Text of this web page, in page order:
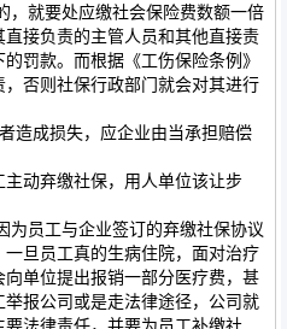
，就要处应缴社会保险费数额一倍
接负责的主管人员和其他直接责
罚款。而根据《工伤保险条例》
否则社保行政部门就会对其进行
成损失，应企业由当承担赔偿
动弃缴社保，用人单位该让步
员工与企业签订的弃缴社保协议
旦员工真的生病住院，面对治疗
单位提出报销一部分医疗费，甚
报公司或是走法律途径，公司就